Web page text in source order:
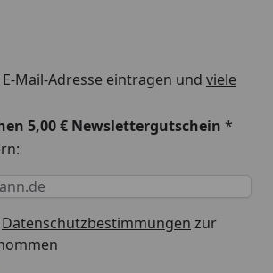
Mail-Adresse eintragen und viele
5,00 € Newslettergutschein *
Datenschutzbestimmungen zur